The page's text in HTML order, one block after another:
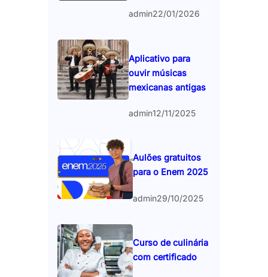
admin22/01/2026
Aplicativo para
ouvir músicas
mexicanas antigas
admin12/11/2025
Aulões gratuitos
para o Enem 2025
admin29/10/2025
Curso de culinária
com certificado